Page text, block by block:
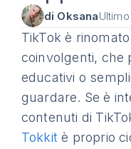
di Oksana
TikTok è
coinvolgenti, che
educativi o
guardare. Se è
contenuti di
Tokkit è proprio